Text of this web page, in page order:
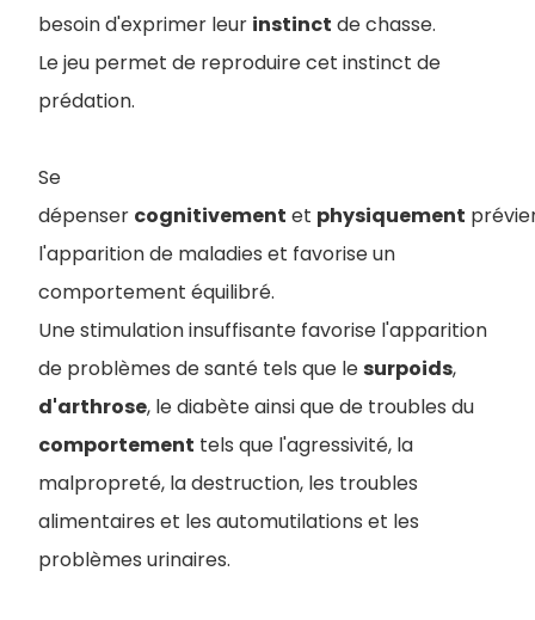
besoin d'exprimer leur instinct de chasse.
Le jeu permet de reproduire cet instinct de
prédation.
Se
dépenser cognitivement et physiquement
l'apparition de maladies et favorise un
comportement équilibré.
Une stimulation insuffisante favorise l'apparition
de problèmes de santé tels que lesurpoids,
d'arthrose, le diabète ainsi que de troubles du
comportement tels que l'agressivité, la
malpropreté, la destruction, les troubles
alimentaires et les automutilations et les
problèmes urinaires.